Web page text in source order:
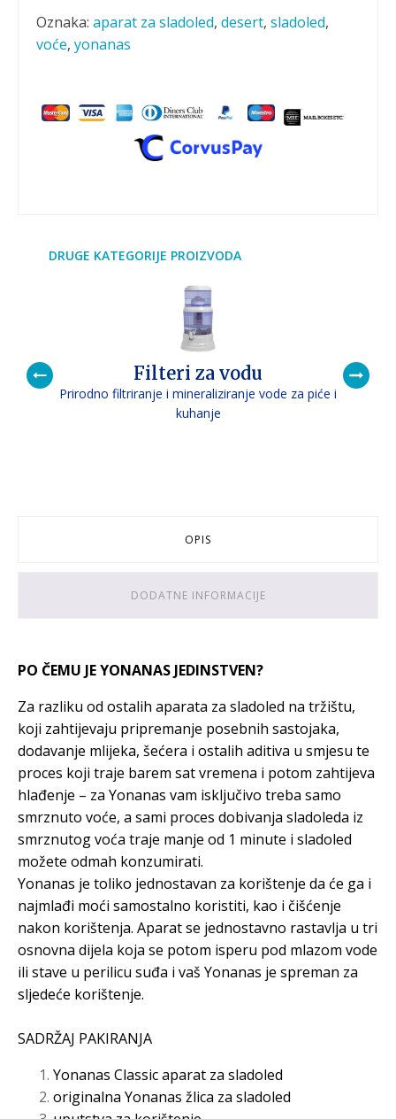
Oznaka: aparat za sladoled, desert, sladoled,
voće, yonanas
DRUGE KATEGORIJE PROIZVODA
Filteri za vodu
Prirodno filtriranje i mineraliziranje vode za piće i
kuhanje
OPIS
DODATNE INFORMACIJE
PO ČEMU JE YONANAS JEDINSTVEN?
Za razliku od ostalih aparata za sladoled na tržištu,
koji zahtijevaju pripremanje posebnih sastojaka,
dodavanje mlijeka, šećera i ostalih aditiva u smjesu te
proces koji traje barem sat vremena i potom zahtijeva
hlađenje – za Yonanas vam isključivo treba samo
smrznuto voće, a sami proces dobivanja sladoleda iz
smrznutog voća traje manje od 1 minute i sladoled
možete odmah konzumirati.
Yonanas je toliko jednostavan za korištenje da će ga i
najmlađi moći samostalno koristiti, kao i čišćenje
nakon korištenja. Aparat se jednostavno rastavlja u tri
osnovna dijela koja se potom isperu pod mlazom vode
ili stave u perilicu suđa i vaš Yonanas je spreman za
sljedeće korištenje.
SADRŽAJ PAKIRANJA
Yonanas Classic aparat za sladoled
originalna Yonanas žlica za sladoled